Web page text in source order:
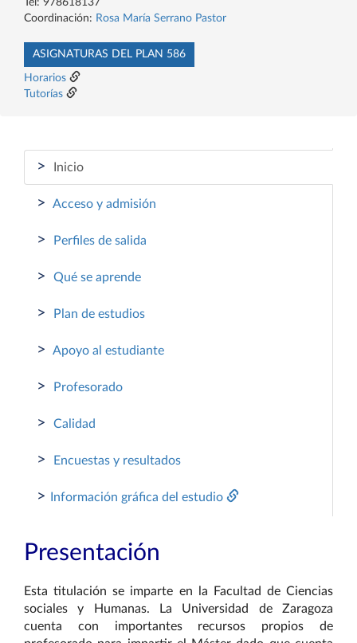
Tel: 978618137
Coordinación: Rosa María Serrano Pastor
ASIGNATURAS DEL PLAN 586
Horarios
Tutorías
> Inicio
> Acceso y admisión
> Perfiles de salida
> Qué se aprende
> Plan de estudios
> Apoyo al estudiante
> Profesorado
> Calidad
> Encuestas y resultados
> Información gráfica del estudio
Presentación
Esta titulación se imparte en la Facultad de Ciencias
sociales y Humanas. La Universidad de Zaragoza
cuenta con importantes recursos propios de